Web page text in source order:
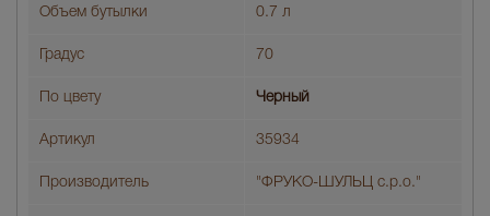
Объем бутылки 0.7 л
Градус 70
По цвету Черный
Артикул 35934
Производитель "ФРУКО-ШУЛЬЦ с.р.о."